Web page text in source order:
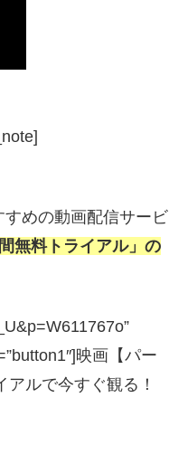
めの動画配信サービ
無料トライアル」の
映画【パー
ルで今すぐ観る！